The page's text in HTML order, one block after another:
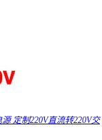
定制220V直流转220V交